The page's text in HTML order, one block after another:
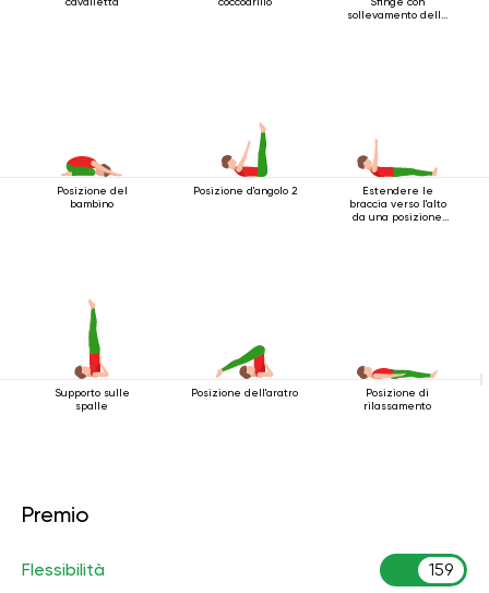
sollevamento della
Posizione del
bambino
Posizione d'angolo 2
Estendere le
braccia verso l'alto
da una posizione
Supporto sulle
spalle
Posizione dell'aratro
Posizione di
rilassamento
Premio
Flessibilità 159